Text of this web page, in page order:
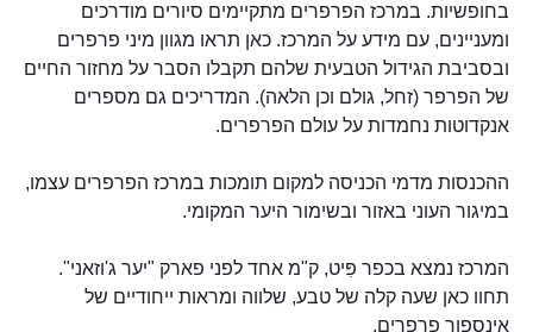
בחופשיות. במרכז הפרפרים מתקיימים סיורים מודרכים
ומעניינים, עם מידע על המרכז. כאן תראו מגוון מיני פרפרים
ובסביבת הגידול הטבעית שלהם תקבלו הסבר על מחזור החיים
של הפרפר (זחל, גולם וכן הלאה). המדריכים גם מספרים
אנקדוטות נחמדות על עולם הפרפרים.
ההכנסות מדמי הכניסה למקום תומכות במרכז הפרפרים עצמו,
במיגור העוני באזור ובשימור היער המקומי.
המרכז נמצא בכפר פִּיט, ק"מ אחד לפני פארק "יער ג'וזאני".
תחוו כאן שעה קלה של טבע, שלווה ומראות ייחודיים של
אינספור פרפרים.